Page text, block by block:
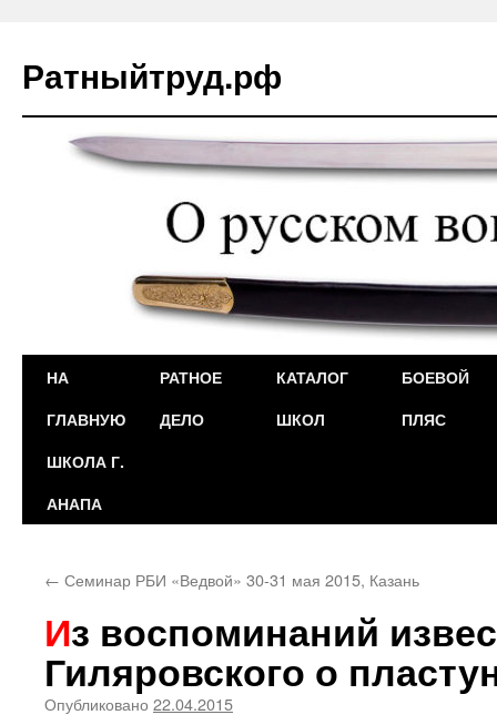
Ратныйтруд.рф
Перейти
содержимому
НА
ГЛАВНУЮ
РАТНОЕ
ДЕЛО
КАТАЛОГ
ШКОЛ
БОЕВОЙ
ПЛЯС
ШКОЛА Г.
АНАПА
← Семинар РБИ «Ведвой» 30-31 мая 2015, Казань
Из воспоминаний известного писателя В.
Гиляровского о
Опубликовано 22.04.2015